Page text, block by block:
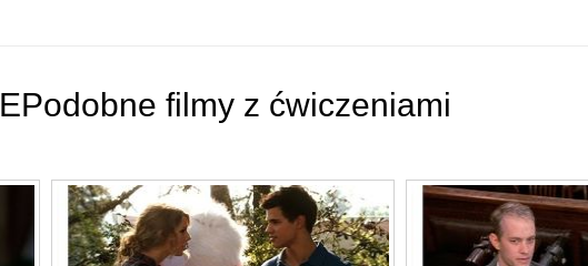
EPodobne filmy z ćwiczeniami